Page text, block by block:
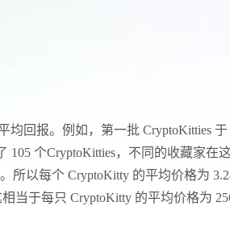
回报。例如，第一批 CryptoKitties 于
个CryptoKitties，不同的收藏家在
所以每个 CryptoKitty 的平均价格为
当于每只 CryptoKitty 的平均价格为